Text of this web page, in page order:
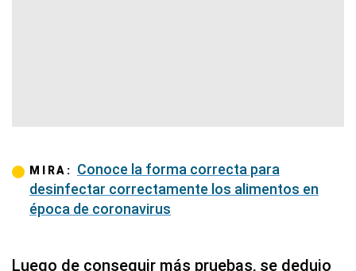
MIRA: Conoce la forma correcta para
desinfectar correctamente los alimentos en
época de coronavirus
Luego de conseguir más pruebas, se dedujo